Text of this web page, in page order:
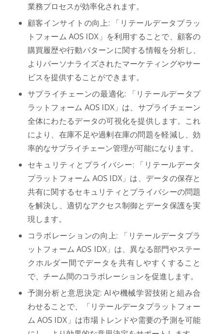
業務プロセスが効率化されます。
顧客インサイトの向上: 「リテールデータプラッ
トフォーム AOS IDX」を利用することで、顧客の
購買履歴や行動パターンに関する情報を分析し、
よりパーソナライズされたマーケティングやサー
ビスを提供することができます。
サプライチェーンの最適化: 「リテールデータプ
ラットフォーム AOS IDX」は、サプライチェーン
全体にわたるデータの可視化を提供します。これ
により、在庫不足や過剰在庫の問題を軽減し、効
率的なサプライチェーン管理が可能になります。
セキュリティとプライバシー: 「リテールデータ
プラットフォーム AOS IDX」は、データの保存と
共有に関するセキュリティとプライバシーの問題
を解決し、適切なアクセス制御とデータ保護を実
現します。
コラボレーションの向上: 「リテールデータプラ
ットフォーム AOS IDX」は、異なる部門やステー
クホルダー間でデータを共有しやすくすること
で、チーム間のコラボレーションを促進します。
予測分析と意思決定: AIや機械学習技術と組み合
わせることで、「リテールデータプラットフォー
ム AOS IDX」は市場トレンドや需要の予測を可能